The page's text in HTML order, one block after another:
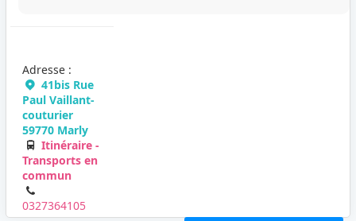
Adresse :
41bis Rue
Paul Vaillant-
couturier
59770 Marly
Itinéraire -
Transports en
commun
0327364105